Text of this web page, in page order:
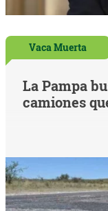
Vaca Muerta
La Pampa
camiones